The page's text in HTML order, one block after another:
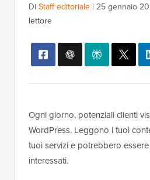
DiStaff editoriale | 25 gennaio
lettore
Ogni giorno, potenziali clienti
WordPress. Leggono i tuoi
tuoi servizi e potrebbero
interessati.